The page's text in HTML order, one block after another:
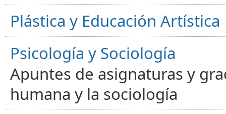
Plástica y Educación Artística
Psicología y Sociología
Apuntes de asignaturas y
humana y la sociología